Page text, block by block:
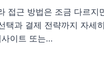
접근 방법은 조금 다르지
택과 결제 전략까지 자세
사이트 또는…